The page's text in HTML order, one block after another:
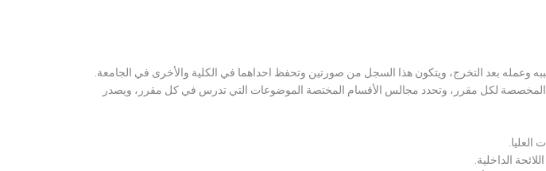
بعد التخرج، ويتكون هذا السجل من صورتين وتحفظ احداهما في الكلية والأخرى في الجامعة.
المخصصة لكل مقرر، وتحدد مجالس الأقسام المختصة الموضوعات التي تدرس في كل مقرر، ويصدر
الداخلية.